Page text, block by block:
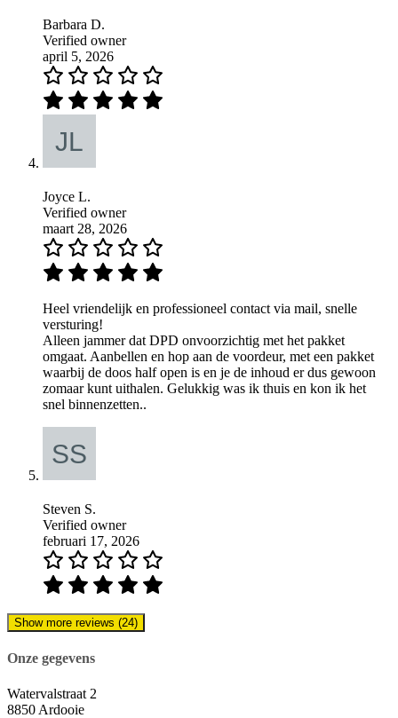
Barbara D.
Verified owner
april 5, 2026
Joyce L.
Verified owner
maart 28, 2026
Heel vriendelijk en professioneel contact via mail, snelle
versturing!
Alleen jammer dat DPD onvoorzichtig met het pakket
omgaat. Aanbellen en hop aan de voordeur, met een pakket
waarbij de doos half open is en je de inhoud er dus gewoon
zomaar kunt uithalen. Gelukkig was ik thuis en kon ik het
snel binnenzetten..
Steven S.
Verified owner
februari 17, 2026
Show more reviews (24)
Onze gegevens
Watervalstraat 2
8850 Ardooie